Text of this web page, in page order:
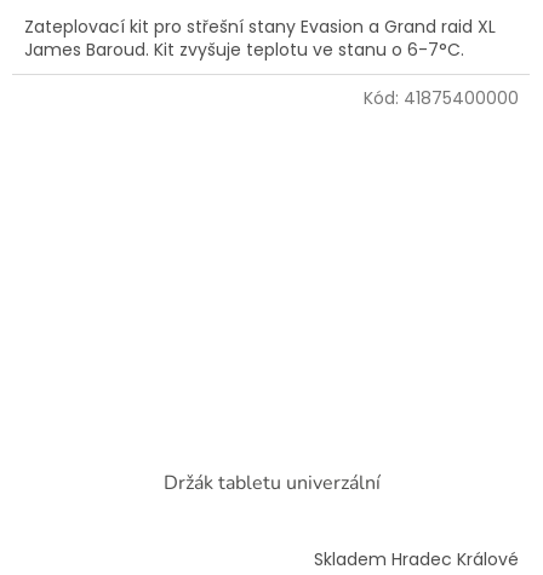
Zateplovací kit pro střešní stany Evasion a Grand raid XL
James Baroud. Kit zvyšuje teplotu ve stanu o 6-7°C.
Držák tabletu univerzální
Skladem Hradec Králové
Kód: 41875400000